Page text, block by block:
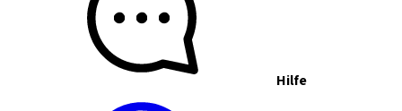
Hilfe